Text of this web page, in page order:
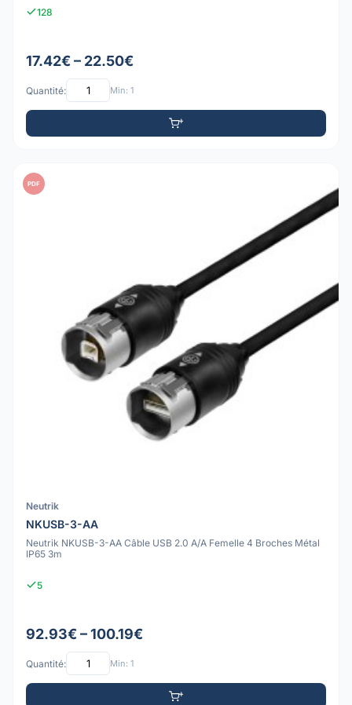
128
17.42€ – 22.50€
Quantité: Min: 1
PDF
Neutrik
NKUSB-3-AA
Neutrik NKUSB-3-AA Câble USB 2.0 A/A Femelle 4 Broches Métal
IP65 3m
5
92.93€ – 100.19€
Quantité: Min: 1